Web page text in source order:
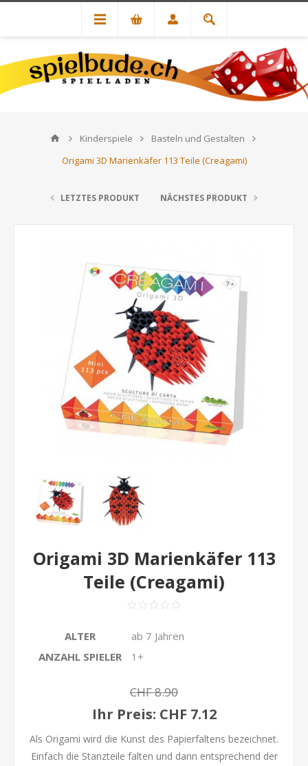
Kinderspiele
Basteln und Gestalten
Origami 3D Marienkäfer 113 Teile (Creagami)
LETZTES PRODUKT NÄCHSTES PRODUKT
Origami 3D Marienkäfer 113
Teile (Creagami)
ALTER
ab 7 Jahren
ANZAHL SPIELER
1+
CHF 8.90
Ihr Preis: CHF 7.12
Als Origami wird die Kunst des Papierfaltens bezeichnet.
Einfach die Stanzteile falten und dann entsprechend der